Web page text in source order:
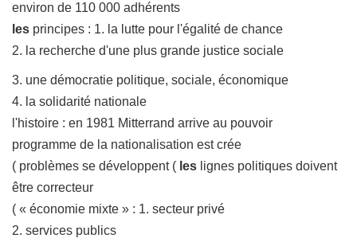
environ de 110 000 adhérents
les principes : 1. la lutte pour l'égalité de chance
2. la recherche d'une plus grande justice sociale
3. une démocratie politique, sociale, économique
4. la solidarité nationale
l'histoire : en 1981 Mitterrand arrive au pouvoir
programme de la nationalisation est crée
( problèmes se développent ( les lignes politiques doivent
être correcteur
( « économie mixte » : 1. secteur privé
2. services publics